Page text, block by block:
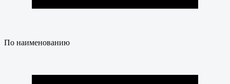
По наименованию